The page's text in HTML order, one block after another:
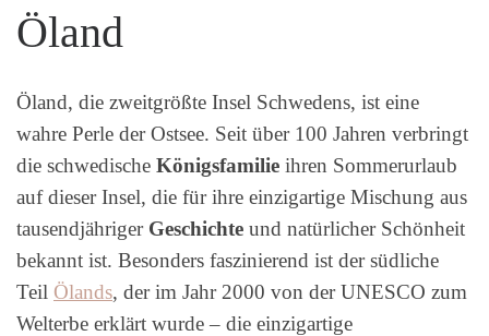
Öland
Öland, die zweitgrößte Insel Schwedens, ist eine
wahre Perle der Ostsee. Seit über 100 Jahren verbringt
die schwedische Königsfamilie ihren Sommerurlaub
auf dieser Insel, die für ihre einzigartige Mischung aus
tausendjähriger Geschichte und natürlicher Schönheit
bekannt ist. Besonders faszinierend ist der südliche
Teil Ölands, der im Jahr 2000 von der UNESCO zum
Welterbe erklärt wurde – die einzigartige